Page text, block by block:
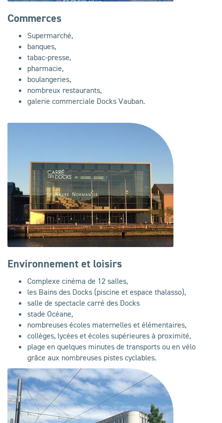
Commerces
Supermarché,
banques,
tabac-presse,
pharmacie,
boulangeries,
nombreux restaurants,
galerie commerciale Docks Vauban.
Environnement et loisirs
Complexe cinéma de 12 salles,
les Bains des Docks (piscine et espace thalasso),
salle de spectacle carré des Docks
stade Océane,
nombreuses écoles maternelles et élémentaires,
collèges, lycées et écoles supérieures à proximité,
plage en quelques minutes de transports ou en vélo
grâce aux nombreuses pistes cyclables.